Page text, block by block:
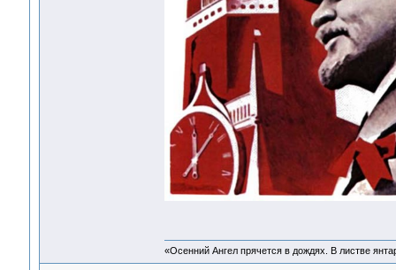
«Осенний Ангел прячется в дождях. В листве